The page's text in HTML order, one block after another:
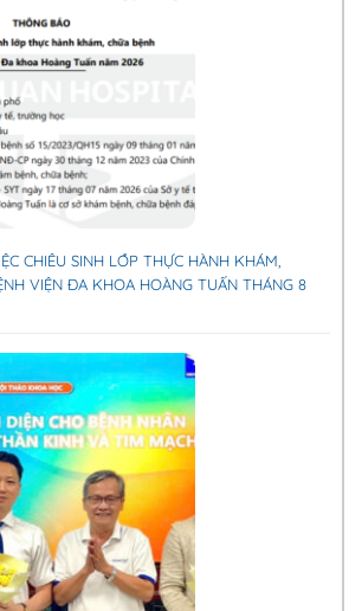
CHIÊU SINH LỚP THỰC HÀNH KHÁM,
VIỆN ĐA KHOA HOÀNG TUẤN THÁNG 8